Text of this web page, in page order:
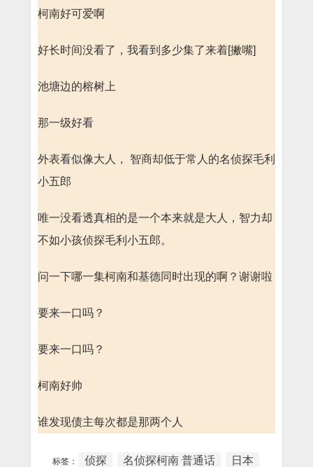
柯南好可爱啊
好长时间没看了，我看到多少集了来着[撇嘴]
池塘边的榕树上
那一级好看
外表看似像大人， 智商却低于常人的名侦探毛利
小五郎
唯一没看透真相的是一个本来就是大人，智力却
不如小孩侦探毛利小五郎。
问一下哪一集柯南和基德同时出现的啊？谢谢啦
要来一口吗？
要来一口吗？
柯南好帅
谁发现债主每次都是那两个人
标签： 侦探 名侦探柯南 普通话 日本